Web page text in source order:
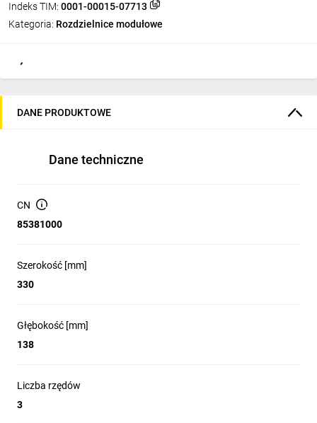
Indeks TIM: 0001-00015-07713
Kategoria: Rozdzielnice modułowe
DANE PRODUKTOWE
Dane techniczne
CN
85381000
Szerokość [mm]
330
Głębokość [mm]
138
Liczba rzędów
3